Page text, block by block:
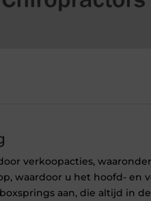
verkoopacties,
waardoor u het hoofd- en
aan, die altijd in